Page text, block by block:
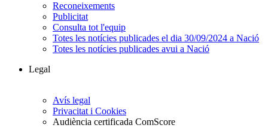
Reconeixements
Publicitat
Consulta tot l'equip
Totes les notícies publicades el dia 30/09/2024 a Nació
Totes les notícies publicades avui a Nació
Legal
Avís legal
Privacitat i Cookies
Audiència certificada ComScore